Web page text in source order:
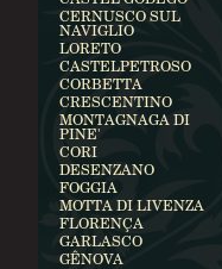
CERNUSCO SUL
NAVIGLIO
LORETO
CASTELPETROSO
CORBETTA
CRESCENTINO
MONTAGNAGA DI
PINE'
CORI
DESENZANO
FOGGIA
MOTTA DI LIVENZA
FLORENÇA
GARLASCO
GÊNOVA